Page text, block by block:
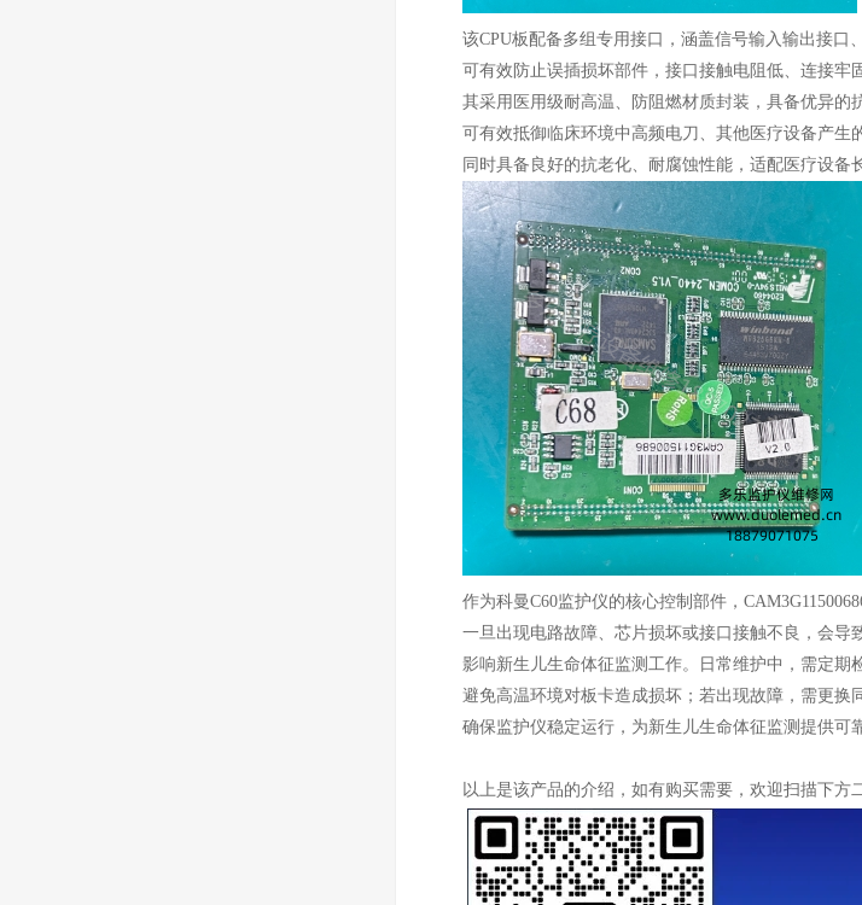
该CPU板配备多组专用接口，涵盖信号输入输出接口
可有效防止误插损坏部件，接口接触电阻低、连接牢
其采用医用级耐高温、防阻燃材质封装，具备优异的
可有效抵御临床环境中高频电刀、其他医疗设备产生
同时具备良好的抗老化、耐腐蚀性能，适配医疗设备
作为科曼C60监护仪的核心控制部件，
一旦出现电路故障、芯片损坏或接口接触不良，会导
影响新生儿生命体征监测工作。日常维护中，需定期
避免高温环境对板卡造成损坏；若出现故障，需更换
确保监护仪稳定运行，为新生儿生命体征监测提供可
以上是该产品的介绍，如有购买需要，欢迎扫描下方